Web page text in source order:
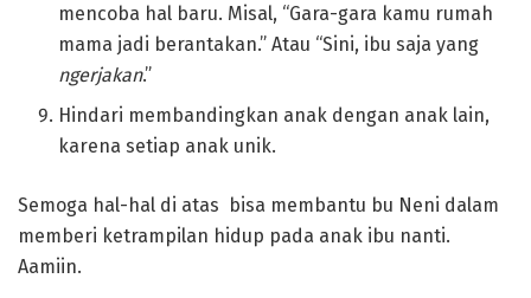
mencoba hal baru. Misal, “Gara-gara kamu rumah
mama jadi berantakan.” Atau “Sini, ibu saja yang
ngerjakan.”
Hindari membandingkan anak dengan anak lain,
karena setiap anak unik.
Semoga hal-hal di atas bisa membantu bu Neni dalam
memberi ketrampilan hidup pada anak ibu nanti.
Aamiin.